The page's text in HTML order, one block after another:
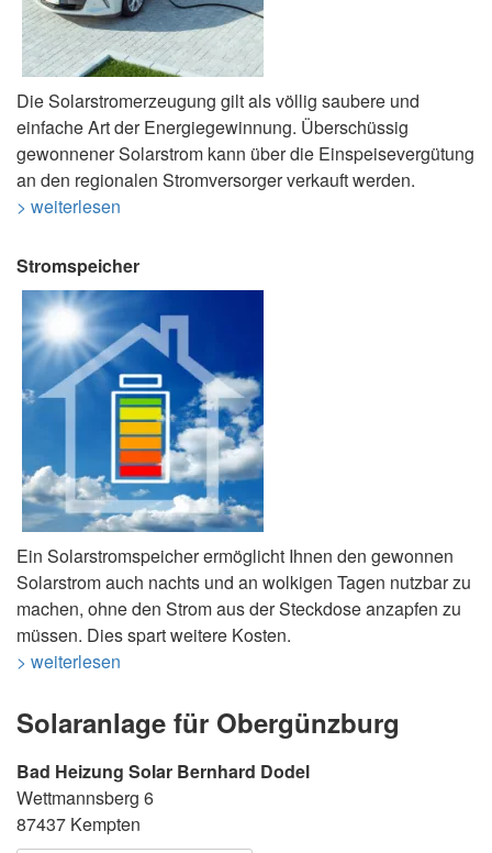
Die Solarstromerzeugung gilt als völlig saubere und
einfache Art der Energiegewinnung. Überschüssig
gewonnener Solarstrom kann über die Einspeisevergütung
an den regionalen Stromversorger verkauft werden.
> weiterlesen
Stromspeicher
Ein Solarstromspeicher ermöglicht Ihnen den gewonnen
Solarstrom auch nachts und an wolkigen Tagen nutzbar zu
machen, ohne den Strom aus der Steckdose anzapfen zu
müssen. Dies spart weitere Kosten.
> weiterlesen
Solaranlage für Obergünzburg
Bad Heizung Solar Bernhard Dodel
Wettmannsberg 6
87437 Kempten